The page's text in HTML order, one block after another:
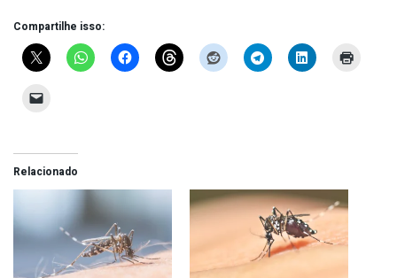
Compartilhe isso:
Relacionado